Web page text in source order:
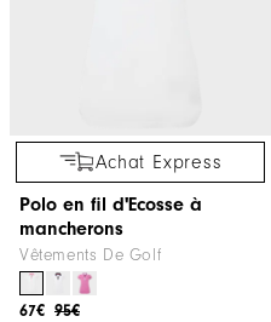
Achat Express
Polo en fil d'Ecosse à
mancherons
Vêtements De Golf
95€
67€